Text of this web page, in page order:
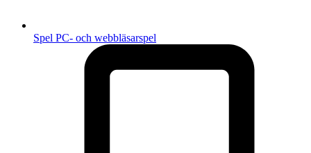
Spel PC- och webbläsarspel